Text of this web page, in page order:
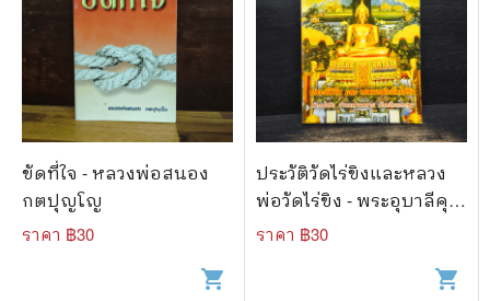
ขัดที่ใจ - หลวงพ่อสนอง
กตปุญโญ
ราคา ฿30
shopping_cart
ประวัติวัดไร่ขิงและหลวง
พ่อวัดไร่ขิง - พระอุบาลีคุณู
ปมาจารย์
ราคา ฿30
shopping_cart